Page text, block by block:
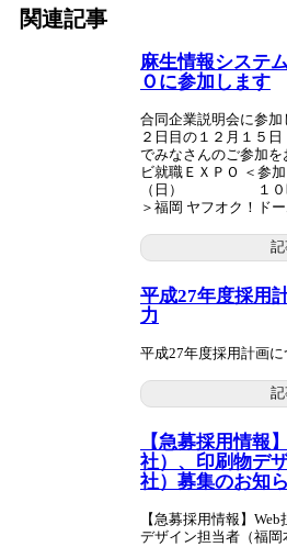
関連記事
麻生情報システ
Ｏに参加します
合同企業説明会に参
２日目の１２月１５日
でみなさんのご参加
ビ就職ＥＸＰＯ ＜参
（日） １０時
＞福岡 ヤフオク！ド
記
平成27年度採用
力
平成27年度採用計画
記
【急募採用情報
社）、印刷物デ
社）募集のお知
【急募採用情報】
デザイン担当者（福